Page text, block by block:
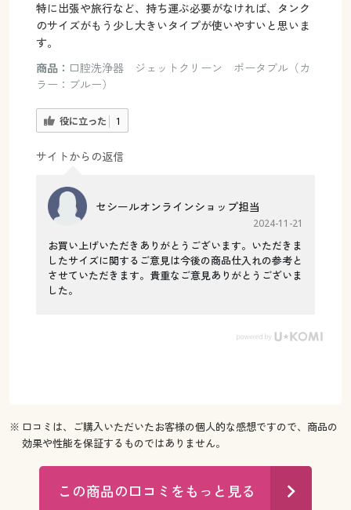
特に出張や旅行など、持ち運ぶ必要がなければ、タンク
のサイズがもう少し大きいタイプが使いやすいと思いま
す。
商品： 口腔洗浄器 ジェットクリーン ポータブル（カ
ラー：ブルー）
役に立った 1
サイトからの返信
セシールオンラインショップ担当
2024-11-21
お買い上げいただきありがとうございます。いただきま
したサイズに関するご意見は今後の商品仕入れの参考と
させていただきます。貴重なご意見ありがとうございま
した。
※ 口コミは、ご購入いただいたお客様の個人的な感想ですので、商品の
効果や性能を保証するものではありません。
この商品の口コミをもっと見る